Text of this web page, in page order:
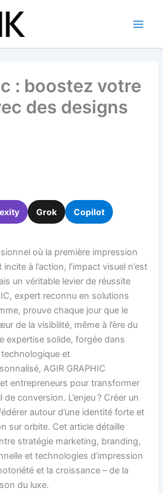
: boostez votre
des designs
Grok Copilot
où la première impression
à l’action, l’impact visuel n’est
un véritable levier de réussite
expert reconnu en solutions
prouve chaque jour que le
de la visibilité, même à l’ère du
expertise solide, forgée dans
technologique et
AGIR GRAPHIC
entrepreneurs pour transformer
conversion. L’enjeu ? Créer un
autour d’une identité forte et
sur orbite. Cet article détaille
stratégie marketing, branding,
et technologies d’impression
et la croissance – de la
du luxe.